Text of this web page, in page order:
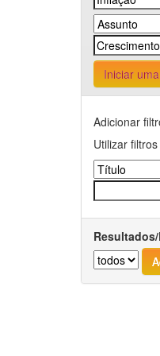
Iniciar
Adicionar
Utilizar